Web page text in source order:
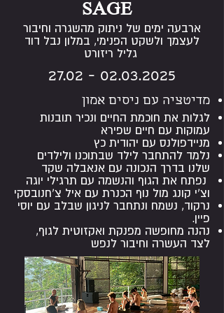
SAGE
ארבעה ימים של ניתוק מהשגרה וחיבור
לעצמך ולשקט הפנימי, במלון נבל דוד
27.02 - 02.03.2025
מדיטציה עם ניסים אמון
לגלות את חוכמת החיים ונכיר תובנות
עמוקות עם חיים שפירא
מניידפולנס עם יהודית כץ
נלמד להתחבר לילד שבתוכנו ולילדים
שלנו בדרך הנכונה עם אנאבלה שקד
נפתח את הגוף והנשמה עם תרגילי יוגה
וצ'י קונג מול נוף הכנרת עם איל צ'חנובסקי
נרקוד, נשמח ונתחבר לניגון שבלב עם יוסי
פיין. ​
נהנה מחופשה מפנקת ואקזוטית לגוף,
לצד העשרה וחיבור לנפש